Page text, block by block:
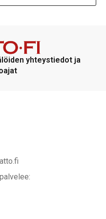
yhteystiedot ja